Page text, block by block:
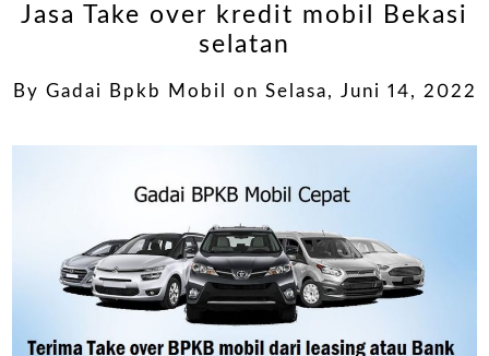
Jasa Take over kredit mobil Bekasi
selatan
By Gadai Bpkb Mobil on Selasa, Juni 14, 2022